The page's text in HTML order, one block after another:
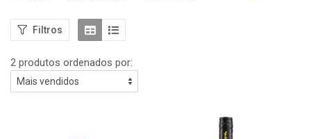
Filtros
2 produtos ordenados por: